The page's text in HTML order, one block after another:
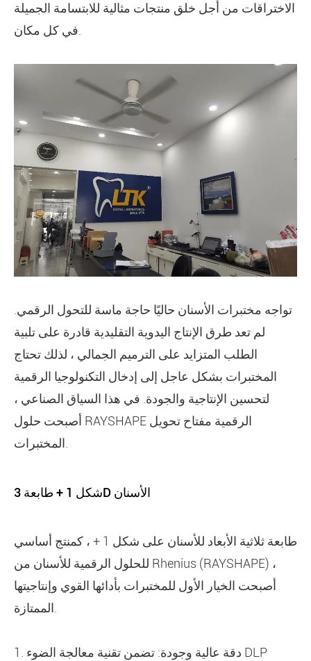
الاختراقات من أجل خلق منتجات مثالية للابتسامة الجميلة
في كل مكان.
تواجه مختبرات الأسنان حاليًا حاجة ماسة للتحول الرقمي.
لم تعد طرق الإنتاج اليدوية التقليدية قادرة على تلبية
الطلب المتزايد على الترميم الجمالي ، لذلك تحتاج
المختبرات بشكل عاجل إلى إدخال التكنولوجيا الرقمية
لتحسين الإنتاجية والجودة. في هذا السياق الصناعي ،
أصبحت حلول RAYSHAPE الرقمية مفتاح تحويل
المختبرات.
شكل 1 + طابعة 3D الأسنان
طابعة ثلاثية الأبعاد للأسنان على شكل 1 + ، كمنتج أساسي
للحلول الرقمية للأسنان من Rhenius (RAYSHAPE) ،
أصبحت الخيار الأول للمختبرات بأدائها القوي وإنتاجيتها
الممتازة.
1. دقة عالية وجودة: تضمن تقنية معالجة الضوء DLP